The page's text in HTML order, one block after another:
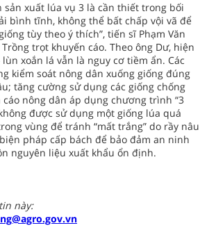
sản xuất lúa vụ 3 là cần thiết trong bối
bình tĩnh, không thể bất chấp vội vã để
tùy theo ý thích”, tiến sĩ Phạm Văn
trọt khuyến cáo. Theo ông Dư, hiện
xoắn lá vẫn là nguy cơ tiềm ẩn. Các
kiểm soát nông dân xuống giống đúng
tăng cường sử dụng các giống chống
nông dân áp dụng chương trình “3
được sử dụng một giống lúa quá
vùng để tránh “mất trắng” do rầy nâu
pháp cấp bách để bảo đảm an ninh
nguyên liệu xuất khẩu ổn định.
này: